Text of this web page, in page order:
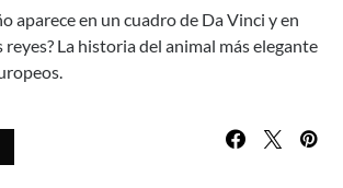
aparece en un cuadro de Da Vinci y en
reyes? La historia del animal más elegante